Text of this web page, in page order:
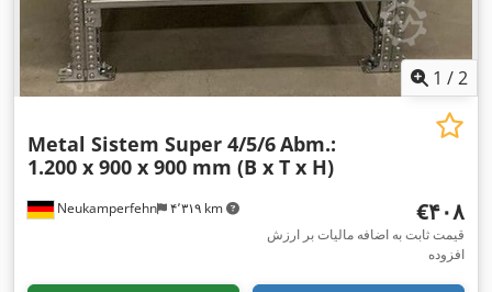
1 /2
Neukamperfehn ۴٬۳۱۹ km
Metal Sistem Super 4/5/6Abm.:
1.200 x 900 x 900 mm (B x T x H)
‎€۴۰۸
قیمت ثابت به اضافه مالیات بر ارزش
افزوده